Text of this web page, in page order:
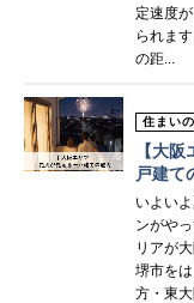
定速度
られま
の距...
住まい
【大
戸建て
いよい
ンがや
リアが
堺市を
方・東